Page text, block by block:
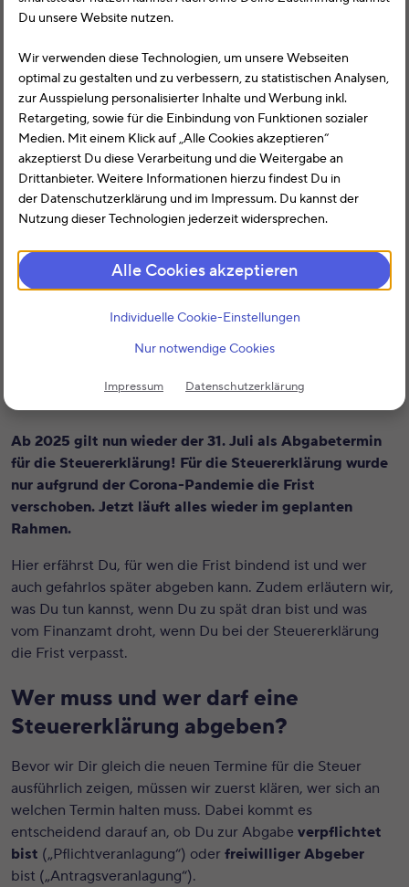
Du unsere Website nutzen.
Wir verwenden diese Technologien, um unsere Webseiten
optimal zu gestalten und zu verbessern, zu statistischen Analysen,
zur Ausspielung personalisierter Inhalte und Werbung inkl.
Retargeting, sowie für die Einbindung von Funktionen sozialer
Medien. Mit einem Klick auf „Alle Cookies akzeptieren“
akzeptierst Du diese Verarbeitung und die Weitergabe an
Drittanbieter. Weitere Informationen hierzu findest Du in
der Datenschutzerklärung und im Impressum. Du kannst der
Nutzung dieser Technologien jederzeit widersprechen.
Alle Cookies akzeptieren
Individuelle Cookie-Einstellungen
Nur notwendige Cookies
Impressum Datenschutzerklärung
Inhaltsverzeichnis
Ab 2025 gilt nun wieder der 31. Juli als Abgabetermin
für die Steuererklärung! Für die Steuererklärung wurde
nur aufgrund der Corona-Pandemie die Frist
verschoben. Jetzt läuft alles wieder im geplanten
Rahmen.
Hier erfährst Du, für wen die Frist bindend ist und wer
auch gefahrlos später abgeben kann. Zudem erläutern wir,
was Du tun kannst, wenn Du zu spät dran bist und was
vom Finanzamt droht, wenn Du bei der Steuererklärung
die Frist verpasst.
Wer muss und wer darf eine
Steuererklärung abgeben?
Bevor wir Dir gleich die neuen Termine für die Steuer
ausführlich zeigen, müssen wir zuerst klären, wer sich an
welchen Termin halten muss. Dabei kommt es
entscheidend darauf an, ob Du zur Abgabe verpflichtet
bist („Pflichtveranlagung“) oder freiwilliger Abgeber
bist („Antragsveranlagung“).